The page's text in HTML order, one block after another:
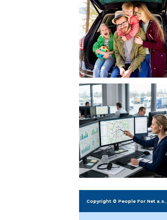
Copyright © People For Net a.s.